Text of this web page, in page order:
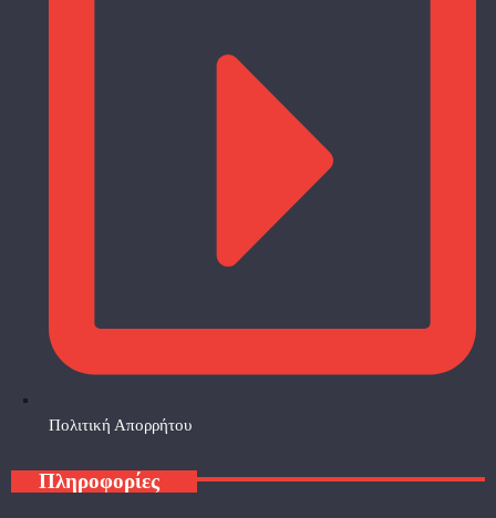
Πολιτική Απορρήτου
Πληροφορίες